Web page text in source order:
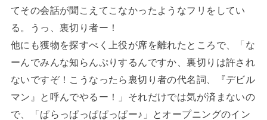
てその会話が聞こえてこなかったようなフリをしてい
る。うっ、裏切り者ー！
他にも獲物を探すべく上役が席を離れたところで、「な
ーんでみんな知らんぷりするんですか、裏切りは許され
ないですぞ！こうなったら裏切り者の代名詞、『デビル
マン』と呼んでやるー！」それだけでは気が済まないの
で、「ぱらっぱっぱぱっぱー♪」とオープニングのイン